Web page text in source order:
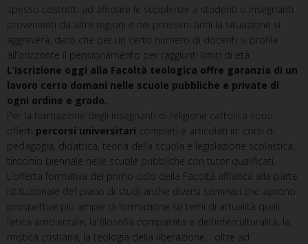
spesso costretti ad affidare le supplenze a studenti o insegnanti
provenienti da altre regioni e nei prossimi anni la situazione si
aggraverà, dato che per un certo numero di docenti si profila
all’orizzonte il pensionamento per raggiunti limiti di età.
L’iscrizione oggi alla Facoltà teologica offre garanzia di un
lavoro certo domani nelle scuole pubbliche e private di
ogni ordine e grado.
Per la formazione degli insegnanti di religione cattolica sono
offerti percorsi universitari completi e articolati in: corsi di
pedagogia, didattica, teoria della scuola e legislazione scolastica;
tirocinio biennale nelle scuole pubbliche con tutor qualificati.
L’offerta formativa del primo ciclo della Facoltà affianca alla parte
istituzionale del piano di studi anche diversi seminari che aprono
prospettive più ampie di formazione su temi di attualità quali
l’etica ambientale, la filosofia comparata e dell’interculturalità, la
mistica cristiana, la teologia della liberazione… oltre ad